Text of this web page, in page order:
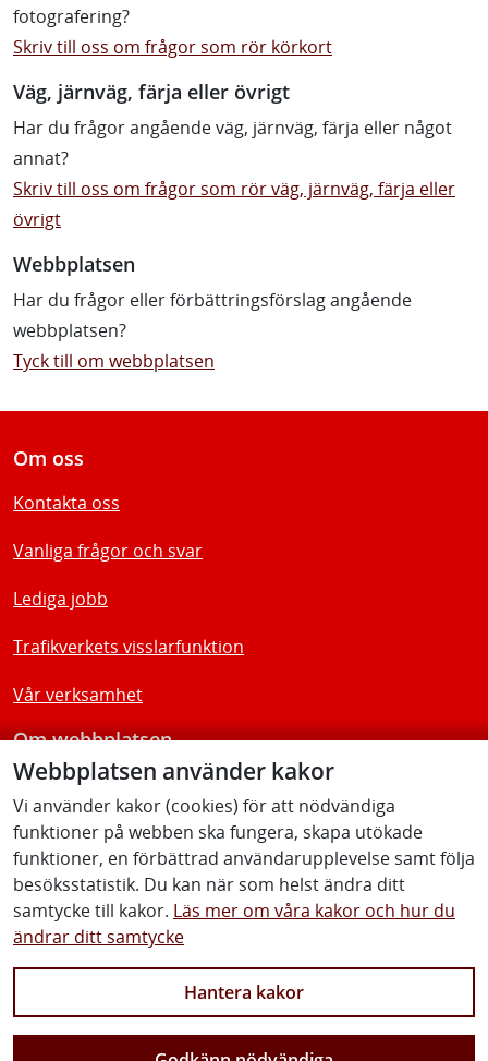
Webbplatsen använder kakor
Vi använder kakor (cookies) för att nödvändiga
funktioner på webben ska fungera, skapa utökade
funktioner, en förbättrad användarupplevelse samt följa
besöksstatistik. Du kan när som helst ändra ditt
samtycke till kakor. Läs mer om våra kakor och hur du
ändrar ditt samtycke
Hantera kakor
fotografering?
Skriv till oss om frågor som rör körkort
Väg, järnväg, färja eller övrigt
Har du frågor angående väg, järnväg, färja eller något
annat?
Skriv till oss om frågor som rör väg, järnväg, färja eller
övrigt
Webbplatsen
Har du frågor eller förbättringsförslag angående
webbplatsen?
Tyck till om webbplatsen
Om oss
Kontakta oss
Vanliga frågor och svar
Lediga jobb
Trafikverkets visslarfunktion
Vår verksamhet
Om webbplatsen
Tillgänglighetsredogörelse
Följ oss
Facebook Youtube